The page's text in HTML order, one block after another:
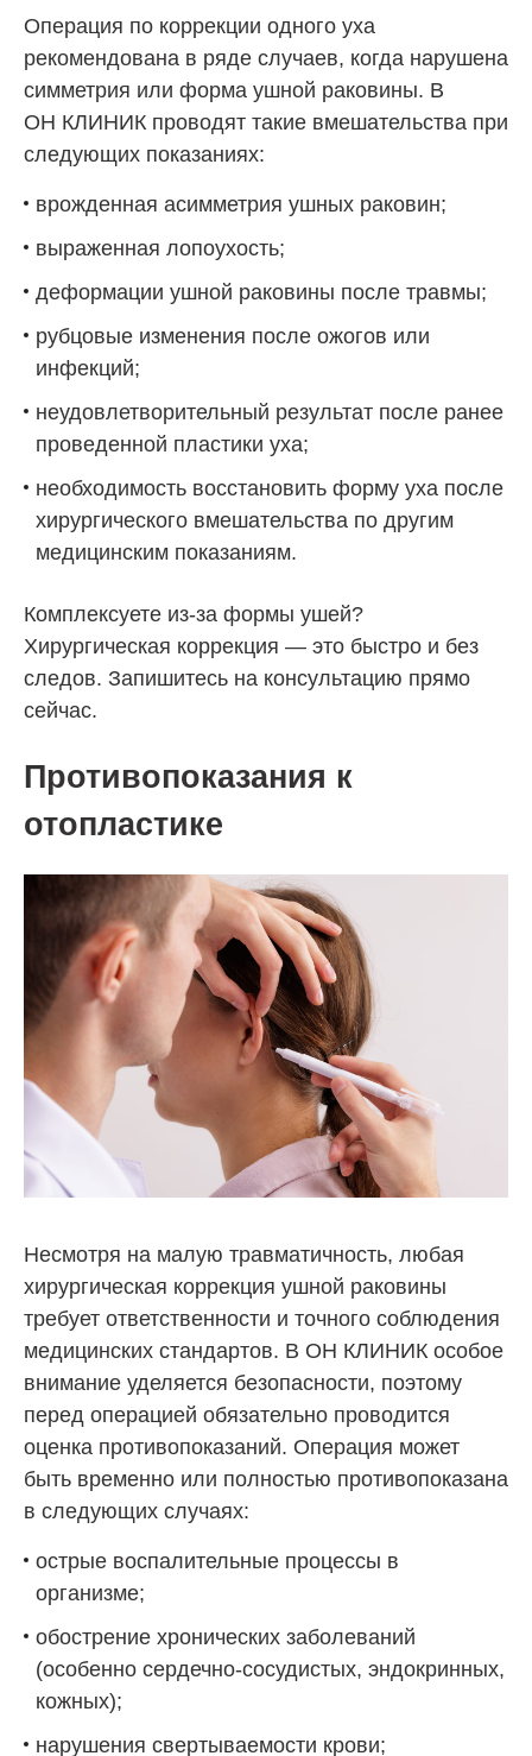
Операция по коррекции одного уха
рекомендована в ряде случаев, когда нарушена
симметрия или форма ушной раковины. В
ОН КЛИНИК проводят такие вмешательства при
следующих показаниях:
врожденная асимметрия ушных раковин;
выраженная лопоухость;
деформации ушной раковины после травмы;
рубцовые изменения после ожогов или
инфекций;
неудовлетворительный результат после ранее
проведенной пластики уха;
необходимость восстановить форму уха после
хирургического вмешательства по другим
медицинским показаниям.
Комплексуете из-за формы ушей?
Хирургическая коррекция — это быстро и без
следов. Запишитесь на консультацию прямо
сейчас.
Противопоказания к
отопластике
Несмотря на малую травматичность, любая
хирургическая коррекция ушной раковины
требует ответственности и точного соблюдения
медицинских стандартов. В ОН КЛИНИК особое
внимание уделяется безопасности, поэтому
перед операцией обязательно проводится
оценка противопоказаний. Операция может
быть временно или полностью противопоказана
в следующих случаях:
острые воспалительные процессы в
организме;
обострение хронических заболеваний
(особенно сердечно-сосудистых, эндокринных,
кожных);
нарушения свертываемости крови;